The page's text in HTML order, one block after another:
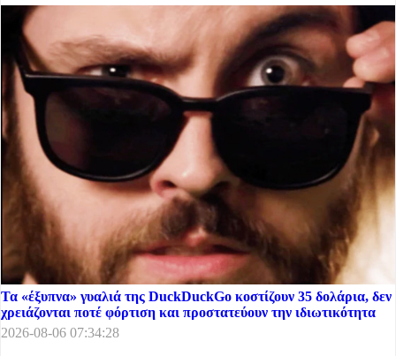
Τα «έξυπνα» γυαλιά της DuckDuckGo κοστίζουν 35 δολάρια, δεν
χρειάζονται ποτέ φόρτιση και προστατεύουν την ιδιωτικότητα
2026-08-06 07:34:28